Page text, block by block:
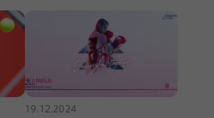
19.12.2024